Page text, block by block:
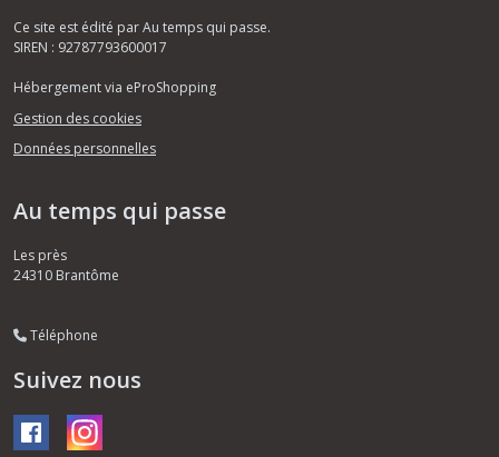
Ce site est édité par Au temps qui passe.
SIREN : 92787793600017
Hébergement via eProShopping
Gestion des cookies
Données personnelles
Au temps qui passe
Les près
24310 Brantôme
Téléphone
Suivez nous